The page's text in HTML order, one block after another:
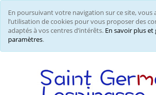
En poursuivant votre navigation sur ce site, vous
l’utilisation de cookies pour vous proposer des
adaptés à vos centres d’intérêts. En savoir plus et
paramètres.